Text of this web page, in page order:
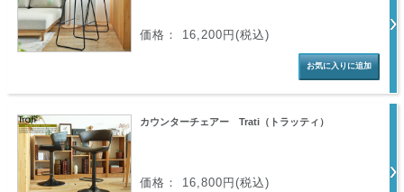
価格： 16,200円(税込)
カウンターチェアー Trati（トラッティ）
価格： 16,800円(税込)